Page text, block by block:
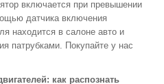
включается при превышении
датчика включения
находится в салоне авто и
патрубками. Покупайте у нас
как распознать